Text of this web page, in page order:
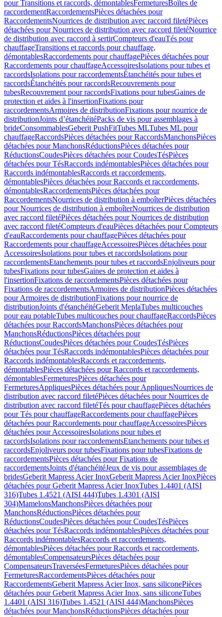
pour Transitions et raccords, démontablesFermeturesBoîtes de
raccordementRaccordementsPièces détachées pour
RaccordementsNourrices de distribution avec raccord filetéPièces
détachées pour Nourrices de distribution avec raccord filetéNourrice
de distribution avec raccord à sertirCompteurs d'eauTés pour
chauffageTransitions et raccords pour chauffage,
démontablesRaccordements pour chauffagePièces détachées pour
Raccordements pour chauffageAccessoiresIsolations pour tubes et
raccordsIsolations pour raccordementsÉtanchéités pour tubes et
raccordsÉtanchéités pour raccordsRecouvrements pour
tubesRecouvrement pour raccordsFixations pour tubesGaines de
protection et aides à l'insertionFixations pour
raccordementsArmoires de distributionFixations pour nourrice de
distributionJoints d’étanchéitéPacks de vis pour assemblages à
brideConsommablesGeberit PushFitTubes MLTubes ML pour
chauffageRaccordsPièces détachées pour RaccordsManchonsPièces
détachées pour ManchonsRéductionsPièces détachées pour
RéductionsCoudesPièces détachées pour CoudesTésPièces
détachées pour TésRaccords indémontablesPièces détachées pour
Raccords indémontablesRaccords et raccordements,
démontablesPièces détachées pour Raccords et raccordements,
démontablesRaccordementsPièces détachées pour
RaccordementsNourrices de distribution à emboîterPièces détachées
pour Nourrices de distribution à emboîterNourrices de distribution
avec raccord filetéPièces détachées pour Nourrices de distribution
avec raccord filetéCompteurs d'eauPièces détachées pour Compteurs
d'eauRaccordements pour chauffagePièces détachées pour
Raccordements pour chauffageAccessoiresPièces détachées pour
AccessoiresIsolations pour tubes et raccordsIsolations pour
raccordementsEtanchements pour tubes et raccordsEnjoliveurs pour
tubesFixations pour tubesGaines de protection et aides à
l'insertionFixations de raccordementsPièces détachées pour
Fixations de raccordementsArmoires de distributionPièces détachées
pour Armoires de distributionFixations pour nourrice de
distributionJoints d'étanchéitéGeberit MeplaTubes multicouches
pour eau potableTubes multicouches pour chauffageRaccordsPièces
détachées pour RaccordsManchonsPièces détachées pour
ManchonsRéductionsPièces détachées pour
RéductionsCoudesPièces détachées pour CoudesTésPièces
détachées pour TésRaccords indémontablesPièces détachées pour
Raccords indémontablesRaccords et raccordements,
démontablesPièces détachées pour Raccords et raccordements,
démontablesFermeturesPièces détachées pour
FermeturesAppliquesPièces détachées pour AppliquesNourrices de
distribution avec raccord filetéPièces détachées pour Nourrices de
distribution avec raccord filetéTés pour chauffagePièces détachées
pour Tés pour chauffageRaccordements pour chauffagePièces
détachées pour Raccordements pour chauffageAccessoiresPièces
détachées pour AccessoiresIsolations pour tubes et
raccordsIsolations pour raccordementsEtanchements pour tubes et
raccordsEnjoliveurs pour tubesFixations pour tubesFixations de
raccordementsPièces détachées pour Fixations de
raccordementsJoints d'étanchéitéJeux de vis pour assemblages de
bridesGeberit Mapress Acier InoxGeberit Mapress Acier InoxPièces
détachées pour Geberit Mapress Acier InoxTubes 1.4401 (AISI
316)Tubes 1.4521 (AISI 444)Tubes 1.4301 (AISI
304)MamelonsManchonsPièces détachées pour
ManchonsRéductionsPièces détachées pour
RéductionsCoudesPièces détachées pour CoudesTésPièces
détachées pour TésRaccords indémontablesPièces détachées pour
Raccords indémontablesRaccords et raccordements,
démontablesPièces détachées pour Raccords et raccordements,
démontablesCompensateursPièces détachées pour
CompensateursTraverséesFermeturesPièces détachées pour
FermeturesRaccordementsPièces détachées pour
RaccordementsGeberit Mapress Acier Inox, sans siliconePièces
détachées pour Geberit Mapress Acier Inox, sans siliconeTubes
1.4401 (AISI 316)Tubes 1.4521 (AISI 444)ManchonsPièces
détachées pour ManchonsRéductionsPièces détachées pour